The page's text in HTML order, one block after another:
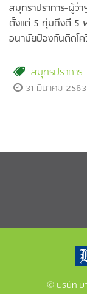
สมุทราปราการ-ผู้ว่
ตั้งแต่ 5 ทุ่มถึงตี 5
อนามัยป้องกันติดโค
สมุทรปราการ
31 มีนาคม
© บริษัท บ